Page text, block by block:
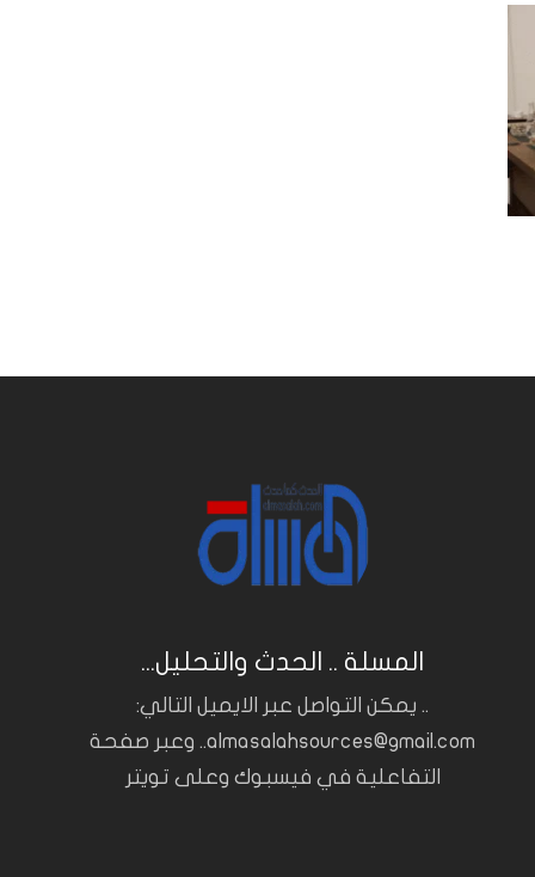
المسلة .. الحدث والتحليل...
.. يمكن التواصل عبر الايميل التالي:
almasalahsources@gmail.com.. وعبر صفحة
التفاعلية في فيسبوك وعلى تويتر